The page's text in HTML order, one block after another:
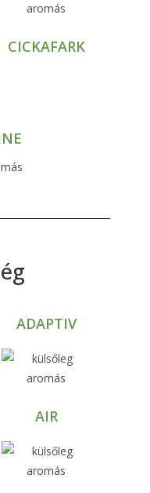
CICKAFARK
ADAPTIV
AIR